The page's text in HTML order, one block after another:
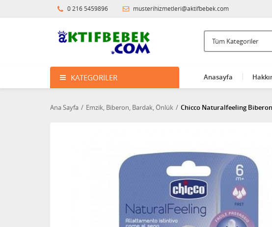
0 216 5459896 musterihizmetleri@aktifbebek.com
KATEGORILER Anasayfa
Ana Sayfa Emzik, Biberon, Bardak, Önlük Chicco Naturalfeeling Biberon